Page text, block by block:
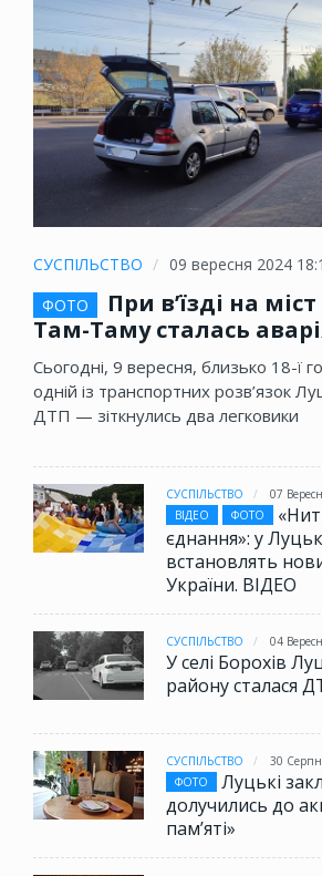
СУСПІЛЬСТВО
09 вересня 2024
ФОТО
При в’їзді на міст
Там-Таму сталась
Сьогодні, 9 вересня, близько 18-ї
одній із транспортних розв’язок
ДТП — зіткнулись два легковики
СУСПІЛЬСТВО
07
ВІДЕО
ФОТО
єднання»: у
встановлять
України. ВІДЕО
СУСПІЛЬСТВО 04
У селі Борохів
району сталася
СУСПІЛЬСТВО
30
ФОТО
Луцькі
долучились до
памʼяті»